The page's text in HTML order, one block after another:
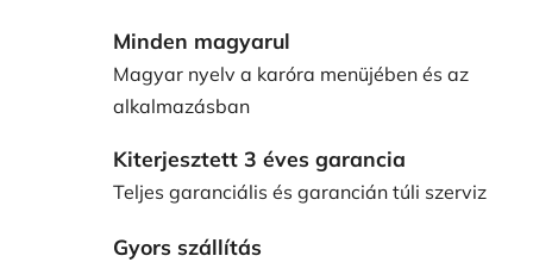
Minden magyarul
Magyar nyelv a karóra menüjében és az
alkalmazásban
Kiterjesztett 3 éves garancia
Teljes garanciális és garancián túli szerviz
Gyors szállítás